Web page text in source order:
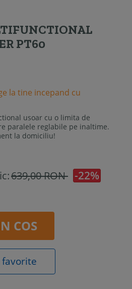
PT60
la tine incepand cu
usoar cu o limita de
paralele reglabile pe inaltime.
la domiciliu!
639,00 RON -22%
COS
favorite